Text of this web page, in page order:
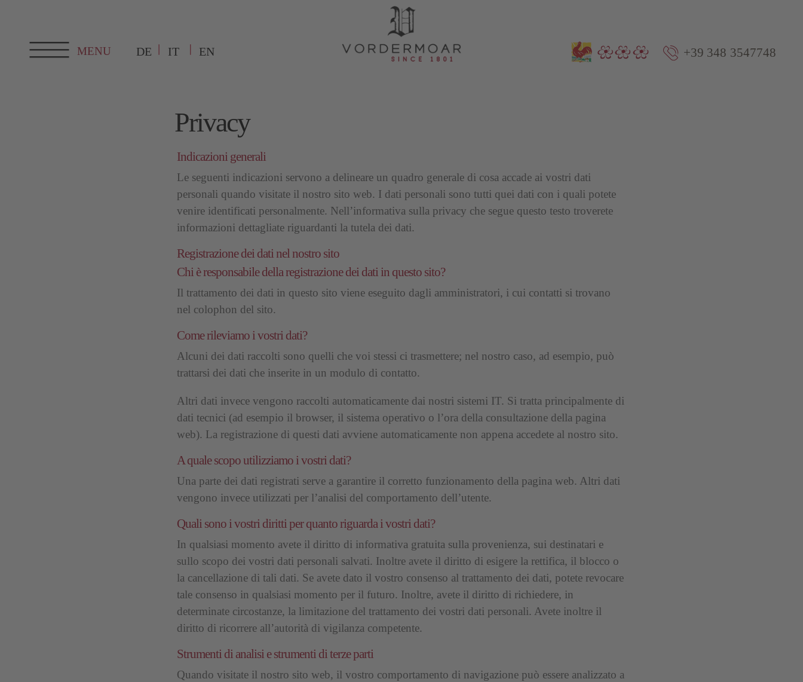
DE IT EN +39 348 3547748
Privacy
Indicazioni generali
Le seguenti indicazioni servono a delineare un quadro generale di cosa accade ai vostri dati
personali quando visitate il nostro sito web. I dati personali sono tutti quei dati con i quali potete
venire identificati personalmente. Nell’informativa sulla privacy che segue questo testo troverete
informazioni dettagliate riguardanti la tutela dei dati.
Registrazione dei dati nel nostro sito
Chi è responsabile della registrazione dei dati in questo sito?
Il trattamento dei dati in questo sito viene eseguito dagli amministratori, i cui contatti si trovano
nel colophon del sito.
Come rileviamo i vostri dati?
Alcuni dei dati raccolti sono quelli che voi stessi ci trasmettere; nel nostro caso, ad esempio, può
trattarsi dei dati che inserite in un modulo di contatto.
Altri dati invece vengono raccolti automaticamente dai nostri sistemi IT. Si tratta principalmente di
dati tecnici (ad esempio il browser, il sistema operativo o l’ora della consultazione della pagina
web). La registrazione di questi dati avviene automaticamente non appena accedete al nostro sito.
A quale scopo utilizziamo i vostri dati?
Una parte dei dati registrati serve a garantire il corretto funzionamento della pagina web. Altri dati
vengono invece utilizzati per l’analisi del comportamento dell’utente.
Quali sono i vostri diritti per quanto riguarda i vostri dati?
In qualsiasi momento avete il diritto di informativa gratuita sulla provenienza, sui destinatari e
sullo scopo dei vostri dati personali salvati. Inoltre avete il diritto di esigere la rettifica, il blocco o
la cancellazione di tali dati. Se avete dato il vostro consenso al trattamento dei dati, potete revocare
tale consenso in qualsiasi momento per il futuro. Inoltre, avete il diritto di richiedere, in
determinate circostanze, la limitazione del trattamento dei vostri dati personali. Avete inoltre il
diritto di ricorrere all’autorità di vigilanza competente.
Strumenti di analisi e strumenti di terze parti
Quando visitate il nostro sito web, il vostro comportamento di navigazione può essere analizzato a